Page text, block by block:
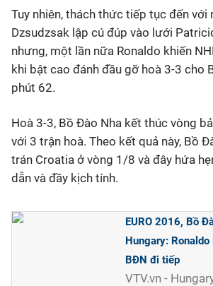
Tuy nhiên, thách thức tiếp tục đến với
Dzsudzsak lập cú đúp vào lưới
nhưng, một lần nữa Ronaldo khiến
khi bật cao đánh đầu gỡ hoà 3-3 cho
phút 62.
Hoà 3-3, Bồ Đào Nha kết thúc vòng
với 3 trận hoà. Theo kết quả này, Bồ
trán Croatia ở vòng 1/8 và đây hứa
dẫn và đầy kịch tính.
EURO 2016, Bồ
Hungary:
BĐN đi tiếp
VTV.vn -